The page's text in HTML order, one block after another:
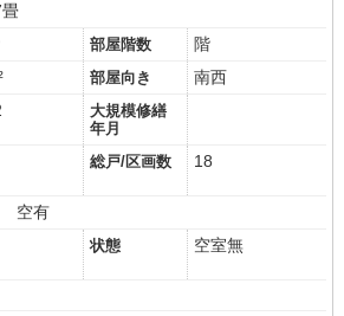
部屋階数 階
部屋向き 南西
大規模修繕
年月
総戸/区画数 18
空有
状態 空室無